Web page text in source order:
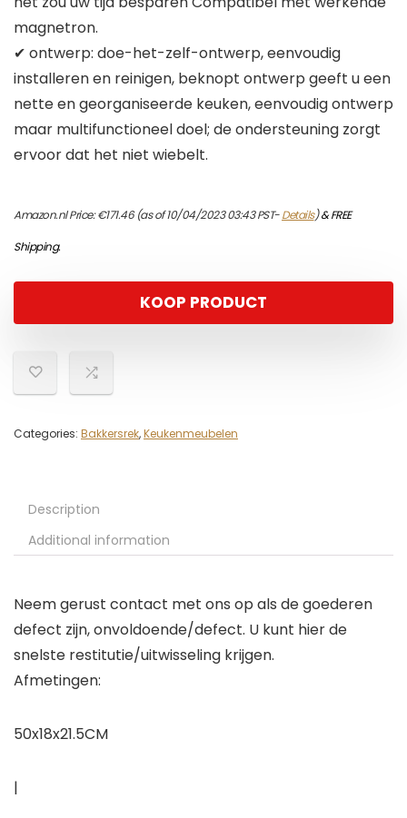
magnetron.
✔ ontwerp: doe-het-zelf-ontwerp, eenvoudig
installeren en reinigen, beknopt ontwerp geeft u een
nette en georganiseerde keuken, eenvoudig ontwerp
maar multifunctioneel doel; de ondersteuning zorgt
ervoor dat het niet wiebelt.
Amazon.nl Price:€171.46(as of 10/04/2023 03:43 PST-Details)&FREE
Shipping.
KOOP PRODUCT
Categories: Bakkersrek,Keukenmeubelen
Description
Additional information
Neem gerust contact met ons op als de goederen
defect zijn, onvoldoende/defect. U kunt hier de
snelste restitutie/uitwisseling krijgen.
Afmetingen:
50x18x21.5CM
|